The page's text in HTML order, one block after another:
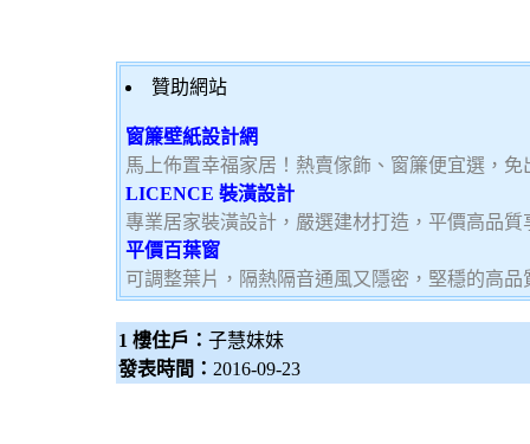
贊助網站
窗簾壁紙設計網
馬上佈置幸福家居！熱賣傢飾、窗簾便宜選，
LICENCE 裝潢設計
專業居家裝潢設計，嚴選建材打造，平價高品
平價百葉窗
可調整葉片，隔熱隔音通風又隱密，堅穩的高
1 樓住戶： 子慧妹妹
發表時間： 2016-09-23